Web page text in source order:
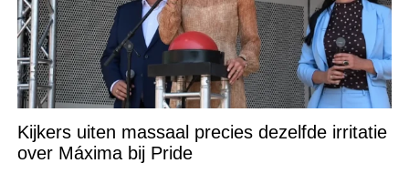
Kijkers uiten massaal precies dezelfde irritatie
over Máxima bij Pride